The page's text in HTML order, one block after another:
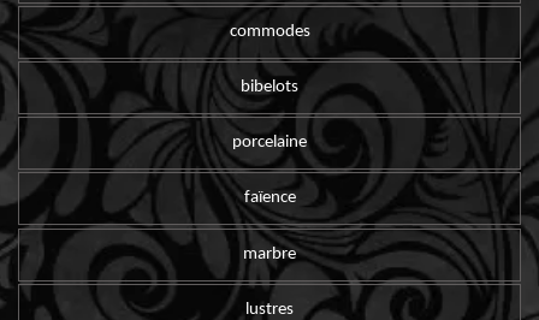
commodes
bibelots
porcelaine
faïence
marbre
lustres